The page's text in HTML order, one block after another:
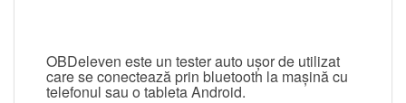
OBDeleven este un tester auto ușor de utilizat
care se conectează prin bluetooth la mașină cu
telefonul sau o tableta Android.